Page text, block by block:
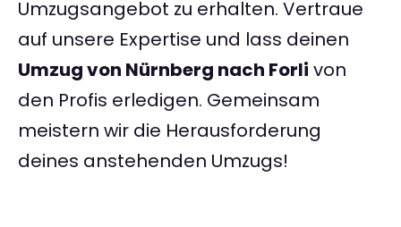
Umzugsangebot zu erhalten. Vertraue
auf unsere Expertise und lass deinen
Umzug von Nürnberg nach Forli von
den Profis erledigen. Gemeinsam
meistern wir die Herausforderung
deines anstehenden Umzugs!